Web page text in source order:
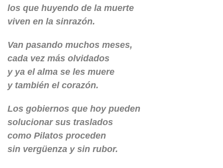
los que huyendo de la muerte
viven en la sinrazón.
Van pasando muchos meses,
cada vez más olvidados
y ya el alma se les muere
y también el corazón.
Los gobiernos que hoy pueden
solucionar sus traslados
como Pilatos proceden
sin vergüenza y sin rubor.